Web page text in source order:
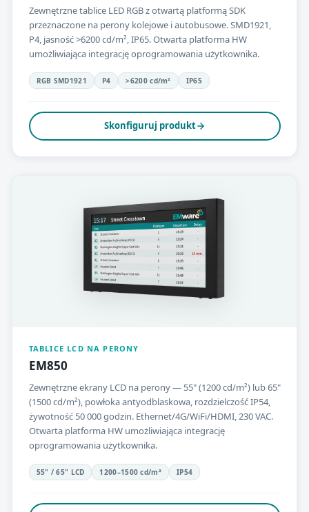
Zewnętrzne tablice LED RGB z otwartą platformą SDK
przeznaczone na perony kolejowe i autobusowe. SMD1921,
P4, jasność >6200 cd/m², IP65. Otwarta platforma HW
umożliwiająca integrację oprogramowania użytkownika.
RGB SMD1921 P4 >6200 cd/m² IP65
Skonfiguruj produkt
TABLICE LCD NA PERONY
EM850
Zewnętrzne ekrany LCD na perony — 55" (1200 cd/m²) lub 65"
(1500 cd/m²), powłoka antyodblaskowa, rozdzielczość IP54,
żywotność 50 000 godzin. Ethernet/4G/WiFi/HDMI, 230 VAC.
Otwarta platforma HW umożliwiająca integrację
oprogramowania użytkownika.
55" / 65" LCD 1200–1500 cd/m² IP54